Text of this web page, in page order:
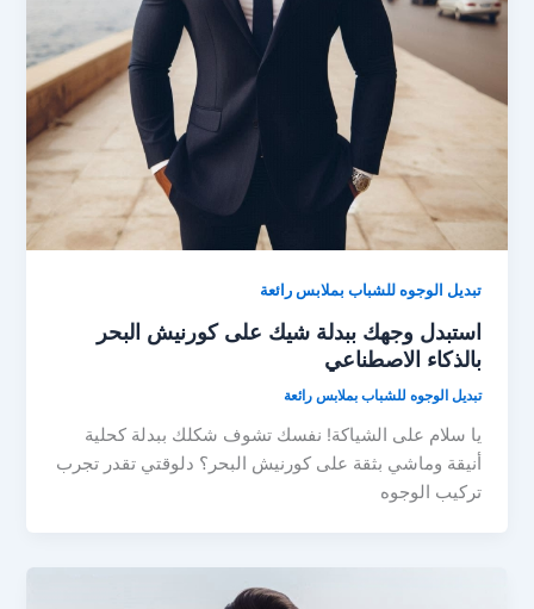
تبديل الوجوه للشباب بملابس رائعة
استبدل وجهك ببدلة شيك على كورنيش البحر
بالذكاء الاصطناعي
تبديل الوجوه للشباب بملابس رائعة
يا سلام على الشياكة! نفسك تشوف شكلك ببدلة كحلية
أنيقة وماشي بثقة على كورنيش البحر؟ دلوقتي تقدر تجرب
تركيب الوجوه